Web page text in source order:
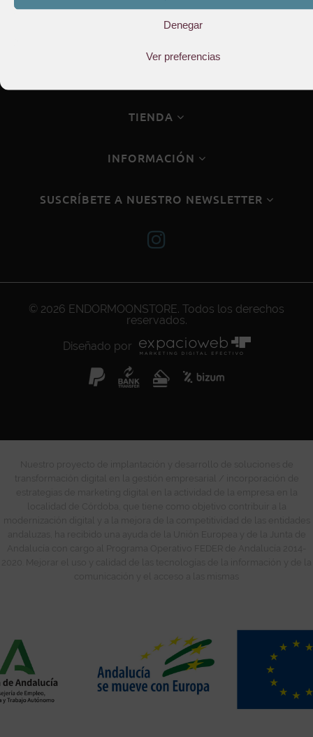
Denegar
Ver preferencias
TIENDA
INFORMACIÓN
SUSCRÍBETE A NUESTRO NEWSLETTER
© 2026 ENDORMOONSTORE. Todos los derechos
reservados.
Diseñado por